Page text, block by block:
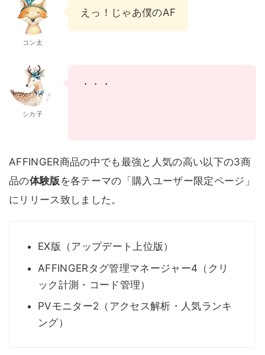
コン太
えっ！じゃあ僕のAFFINGER6でも
管理画
シカ子
・・・
AFFINGER商品の中でも最強と人気の高い以下の3商
品の体験版を各テーマの「購入ユーザー限定ページ」
にリリース致しました。
EX版（アップデート上位版）
AFFINGERタグ管理マネージャー4（クリ
ック計測・コード管理）
PVモニター2（アクセス解析・人気ランキ
ング）